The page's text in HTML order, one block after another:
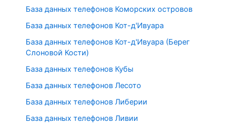
База данных телефонов Коморских островов
База данных телефонов Кот-д'Ивуара
База данных телефонов Кот-д'Ивуара (Берег
Слоновой Кости)
База данных телефонов Кубы
База данных телефонов Лесото
База данных телефонов Либерии
База данных телефонов Ливии